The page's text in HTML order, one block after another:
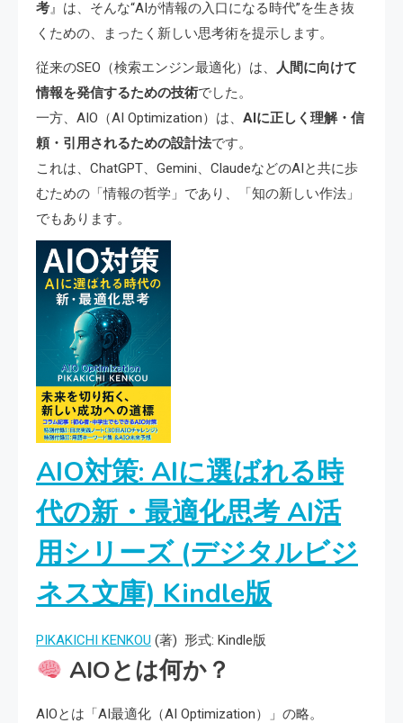
考』は、そんな“AIが情報の入口になる時代”を生き抜
くための、まったく新しい思考術を提示します。
従来のSEO（検索エンジン最適化）は、
人間に向けて
情報を発信するための技術でした。
一方、AIO（AI Optimization）は、 AIに正しく理解・信
頼・引用されるための設計法です。
これは、ChatGPT、Gemini、ClaudeなどのAIと共に歩
むための「情報の哲学」であり、「知の新しい作法」
でもあります。
AIO対策: AIに選ばれる時
代の新・最適化思考 AI活
用シリーズ (デジタルビジ
ネス文庫) Kindle版
PIKAKICHI KENKOU (著) 形式: Kindle版
AIOとは何か？
AIOとは「AI最適化（AI Optimization）」の略。